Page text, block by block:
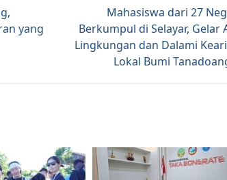
yang
Mahasiswa dari 27
Berkumpul di Selayar, Gelar
Lingkungan dan Dalami
Lokal Bumi